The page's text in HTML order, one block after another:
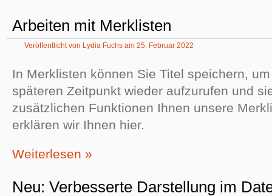
Arbeiten mit Merklisten
Veröffentlicht von Lydia Fuchs am 25. Februar 2022
In Merklisten können Sie Titel speichern,
späteren Zeitpunkt wieder aufzurufen und
zusätzlichen Funktionen Ihnen unsere
erklären wir Ihnen hier.
Weiterlesen »
Neu: Verbesserte Darstellung im